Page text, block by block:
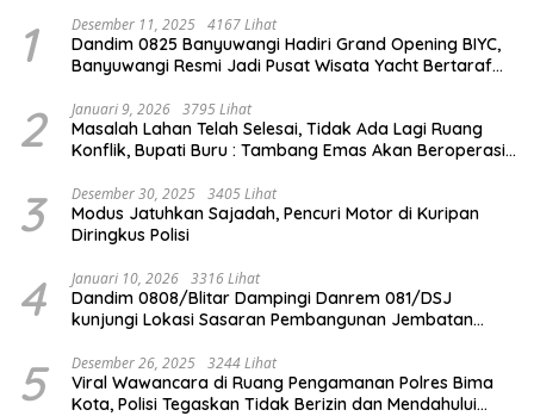
1 Desember 11, 2025 4167 Lihat
Dandim 0825 Banyuwangi Hadiri Grand Opening BIYC,
Banyuwangi Resmi Jadi Pusat Wisata Yacht Bertaraf
2 Januari 9, 2026 3795 Lihat
Masalah Lahan Telah Selesai, Tidak Ada Lagi Ruang
Konflik, Bupati Buru : Tambang Emas Akan Beroperasi
3 Desember 30, 2025 3405 Lihat
Modus Jatuhkan Sajadah, Pencuri Motor di Kuripan
Diringkus Polisi
4 Januari 10, 2026 3316 Lihat
Dandim 0808/Blitar Dampingi Danrem 081/DSJ
kunjungi Lokasi Sasaran Pembangunan Jembatan
5 Desember 26, 2025 3244 Lihat
Viral Wawancara di Ruang Pengamanan Polres Bima
Kota, Polisi Tegaskan Tidak Berizin dan Mendahului